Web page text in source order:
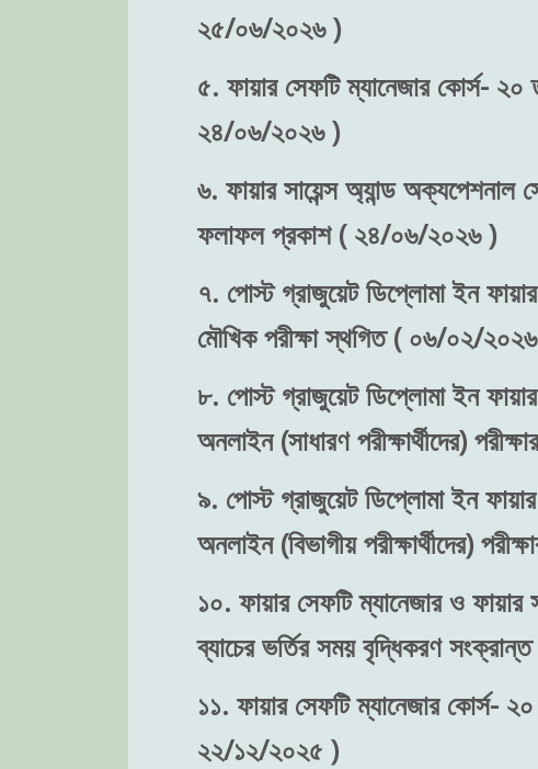
২৫/০৬/২০২৬ )
৫. ফায়ার সেফটি ম্যানেজার কোর্স- ২০
২৪/০৬/২০২৬ )
৬. ফায়ার সায়েন্স অ্যান্ড অক্যপেশনাল
ফলাফল প্রকাশ ( ২৪/০৬/২০২৬ )
৭. পোস্ট গ্রাজুয়েট ডিপ্লোমা ইন
মৌখিক পরীক্ষা স্থগিত ( ০৬/০২/
৮. পোস্ট গ্রাজুয়েট ডিপ্লোমা ইন
অনলাইন (সাধারণ পরীক্ষার্থীদের)
৯. পোস্ট গ্রাজুয়েট ডিপ্লোমা ইন
অনলাইন (বিভাগীয় পরীক্ষার্থীদের)
১০. ফায়ার সেফটি ম্যানেজার ও
ব্যাচের ভর্তির সময় বৃদ্ধিকরণ
১১. ফায়ার সেফটি ম্যানেজার কোর্স-
২২/১২/২০২৫ )